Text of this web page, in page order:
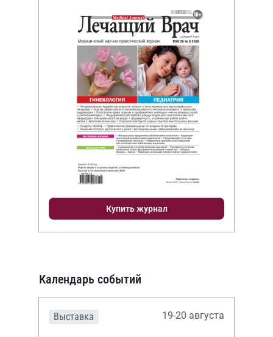
Купить журнал
Календарь событий
Выставка 19-20 августа